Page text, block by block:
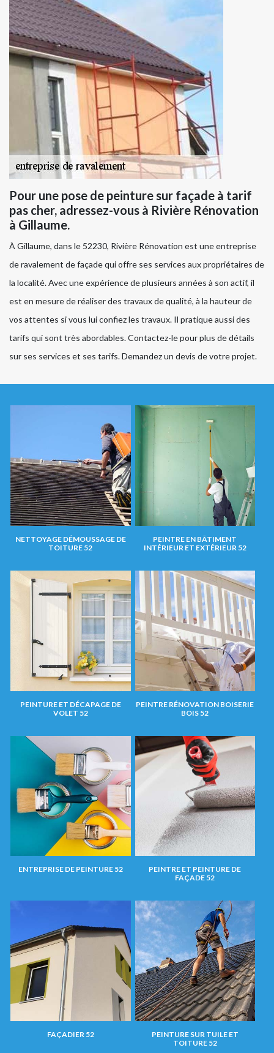
Pour une pose de peinture sur façade à tarif
pas cher, adressez-vous à Rivière Rénovation
à Gillaume.
À Gillaume, dans le 52230, Rivière Rénovation est une entreprise
de ravalement de façade qui offre ses services aux propriétaires de
la localité. Avec une expérience de plusieurs années à son actif, il
est en mesure de réaliser des travaux de qualité, à la hauteur de
vos attentes si vous lui confiez les travaux. Il pratique aussi des
tarifs qui sont très abordables. Contactez-le pour plus de détails
sur ses services et ses tarifs. Demandez un devis de votre projet.
NETTOYAGE DÉMOUSSAGE DE
TOITURE 52
PEINTRE EN BÂTIMENT
INTÉRIEUR ET EXTÉRIEUR 52
PEINTURE ET DÉCAPAGE DE
VOLET 52
PEINTRE RÉNOVATION BOISERIE
BOIS 52
ENTREPRISE DE PEINTURE 52
PEINTRE ET PEINTURE DE
FAÇADE 52
FAÇADIER 52
PEINTURE SUR TUILE ET
TOITURE 52